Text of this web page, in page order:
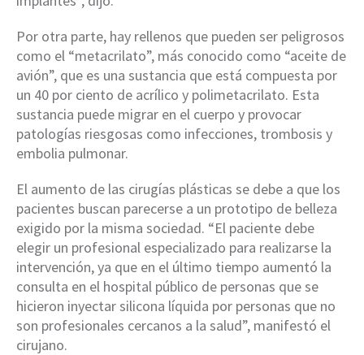
Por otra parte, hay rellenos que pueden ser peligrosos
como el “metacrilato”, más conocido como “aceite de
avión”, que es una sustancia que está compuesta por
un 40 por ciento de acrílico y polimetacrilato. Esta
sustancia puede migrar en el cuerpo y provocar
patologías riesgosas como infecciones, trombosis y
embolia pulmonar.
El aumento de las cirugías plásticas se debe a que los
pacientes buscan parecerse a un prototipo de belleza
exigido por la misma sociedad. “El paciente debe
elegir un profesional especializado para realizarse la
intervención, ya que en el último tiempo aumentó la
consulta en el hospital público de personas que se
hicieron inyectar silicona líquida por personas que no
son profesionales cercanos a la salud”, manifestó el
cirujano.